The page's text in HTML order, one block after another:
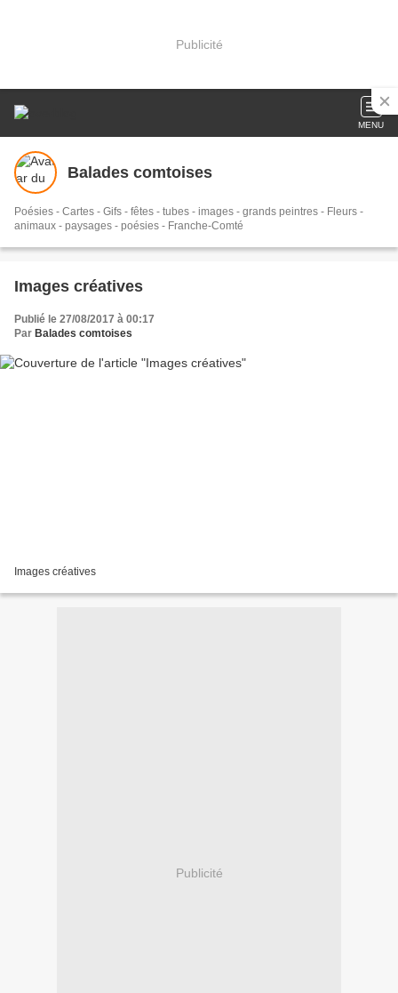
Publicité
MENU
Balades comtoises
Poésies - Cartes - Gifs - fêtes - tubes - images - grands peintres - Fleurs -
animaux - paysages - poésies - Franche-Comté
Images créatives
Publié le 27/08/2017 à 00:17
Par Balades comtoises
Images créatives
Publicité